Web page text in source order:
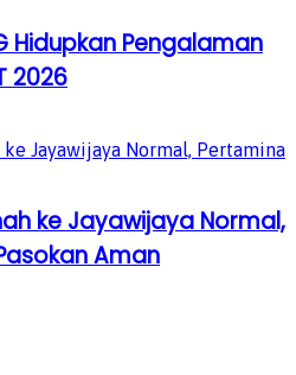
Hidupkan Pengalaman
2026
ke Jayawijaya Normal,
Aman